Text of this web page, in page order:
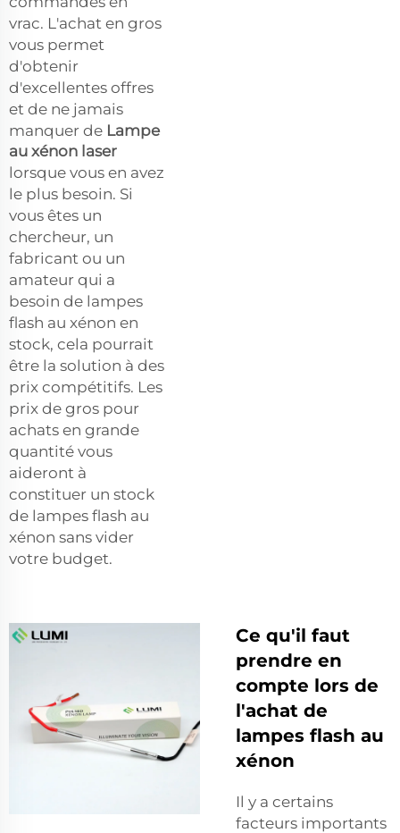
vrac. L'achat en gros
vous permet
d'obtenir
d'excellentes offres
et de ne jamais
manquer de Lampe
au xénon laser
lorsque vous en avez
le plus besoin. Si
vous êtes un
chercheur, un
fabricant ou un
amateur qui a
besoin de lampes
flash au xénon en
stock, cela pourrait
être la solution à des
prix compétitifs. Les
prix de gros pour
achats en grande
quantité vous
aideront à
constituer un stock
de lampes flash au
xénon sans vider
votre budget.
Ce qu'il faut
prendre en
compte lors de
l'achat de
lampes flash au
xénon
Il y a certains
facteurs importants